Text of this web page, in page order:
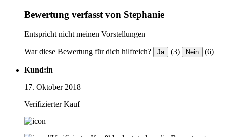
Bewertung verfasst von Stephanie
Entspricht nicht meinen Vorstellungen
War diese Bewertung für dich hilfreich? Ja (3) Nein (6)
Kund:in
17. Oktober 2018
Verifizierter Kauf